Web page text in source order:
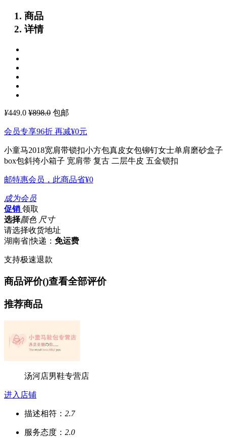
商品
详情
¥449.0 ¥898.0 包邮
会员专享96折 再减¥0元
小童马2018宽肩带锁扣小方包真皮女包铆钉女士单肩磨砂盒子
box包斜挎小箱子 宽肩带 复古 二层牛皮 五金锁扣
邮特惠会员，此商品省¥0
成为会员
促销 领取
选择颜色 尺寸
请选择收货地址
湖南省|快递： 免运费
支持极速退款
商品评价()查看全部评价
推荐商品
汤河店男鞋专营店
进入店铺
描述相符： 2.7
服务态度： 2.0